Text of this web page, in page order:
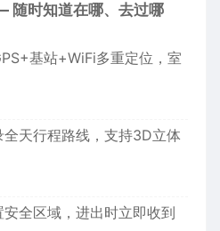
随时知道在哪、去过哪
基站+WiFi多重定位，室
全天行程路线，支持3D立体
安全区域，进出时立即收到